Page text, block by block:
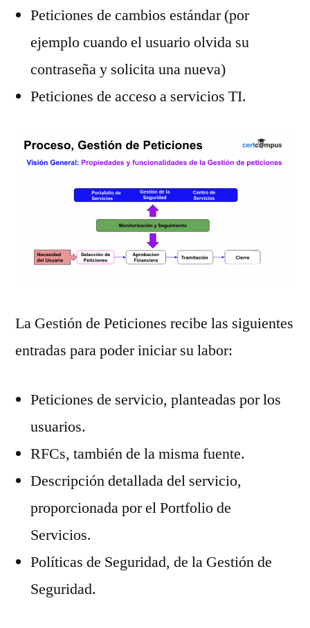
Peticiones de cambios estándar (por
ejemplo cuando el usuario olvida su
contraseña y solicita una nueva)
Peticiones de acceso a servicios TI.
La Gestión de Peticiones recibe las siguientes
entradas para poder iniciar su labor:
Peticiones de servicio, planteadas por los
usuarios.
RFCs, también de la misma fuente.
Descripción detallada del servicio,
proporcionada por el Portfolio de
Servicios.
Políticas de Seguridad, de la Gestión de
Seguridad.